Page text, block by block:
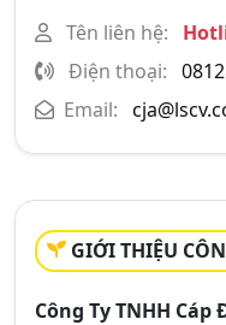
Tên liên hệ:
Điện thoại:
Email:
GIỚI THIỆU
Công Ty TNHH Cáp